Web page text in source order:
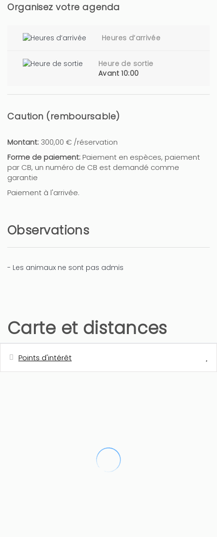
Organisez votre agenda
Heures d’arrivée
Heure de sortie
Avant 10:00
Caution (remboursable)
Montant: 300,00 € /réservation
Forme de paiement: Paiement en espèces, paiement
par CB, un numéro de CB est demandé comme
garantie
Paiement à l'arrivée.
Observations
- Les animaux ne sont pas admis
Carte et distances
Points d'intérêt